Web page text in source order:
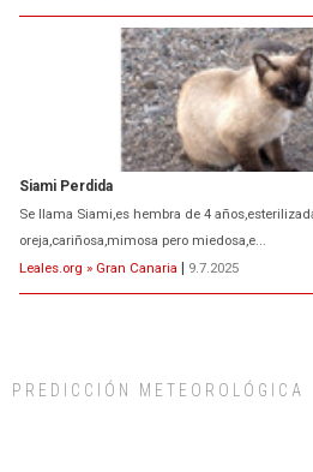
Siami Perdida
Se llama Siami,es hembra de 4
oreja,cariñosa,mimosa pero miedosa,e...
Leales.org » Gran Canaria
9.7.2025
PREDICCIÓN METEOROLÓGICA